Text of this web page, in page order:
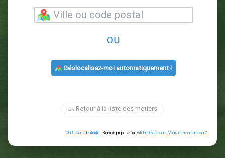
Entrez le code postal ou la
ou